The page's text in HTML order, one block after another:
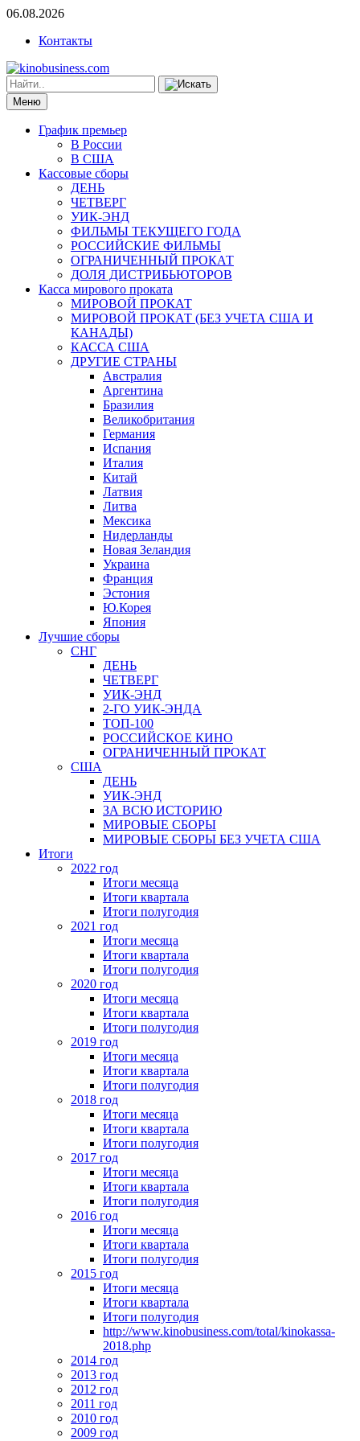
06.08.2026
Контакты
Меню
График премьер
В России
В США
Кассовые сборы
ДЕНЬ
ЧЕТВЕРГ
УИК-ЭНД
ФИЛЬМЫ ТЕКУЩЕГО ГОДА
РОССИЙСКИЕ ФИЛЬМЫ
ОГРАНИЧЕННЫЙ ПРОКАТ
ДОЛЯ ДИСТРИБЬЮТОРОВ
Касса мирового проката
МИРОВОЙ ПРОКАТ
МИРОВОЙ ПРОКАТ (БЕЗ УЧЕТА США И
КАНАДЫ)
КАССА США
ДРУГИЕ СТРАНЫ
Австралия
Аргентина
Бразилия
Великобритания
Германия
Испания
Италия
Китай
Латвия
Литва
Мексика
Нидерланды
Новая Зеландия
Украина
Франция
Эстония
Ю.Корея
Япония
Лучшие сборы
СНГ
ДЕНЬ
ЧЕТВЕРГ
УИК-ЭНД
2-ГО УИК-ЭНДА
ТОП-100
РОССИЙСКОЕ КИНО
ОГРАНИЧЕННЫЙ ПРОКАТ
США
ДЕНЬ
УИК-ЭНД
ЗА ВСЮ ИСТОРИЮ
МИРОВЫЕ СБОРЫ
МИРОВЫЕ СБОРЫ БЕЗ УЧЕТА США
Итоги
2022 год
Итоги месяца
Итоги квартала
Итоги полугодия
2021 год
Итоги месяца
Итоги квартала
Итоги полугодия
2020 год
Итоги месяца
Итоги квартала
Итоги полугодия
2019 год
Итоги месяца
Итоги квартала
Итоги полугодия
2018 год
Итоги месяца
Итоги квартала
Итоги полугодия
2017 год
Итоги месяца
Итоги квартала
Итоги полугодия
2016 год
Итоги месяца
Итоги квартала
Итоги полугодия
2015 год
Итоги месяца
Итоги квартала
Итоги полугодия
http://www.kinobusiness.com/total/kinokassa-
2018.php
2014 год
2013 год
2012 год
2011 год
2010 год
2009 год